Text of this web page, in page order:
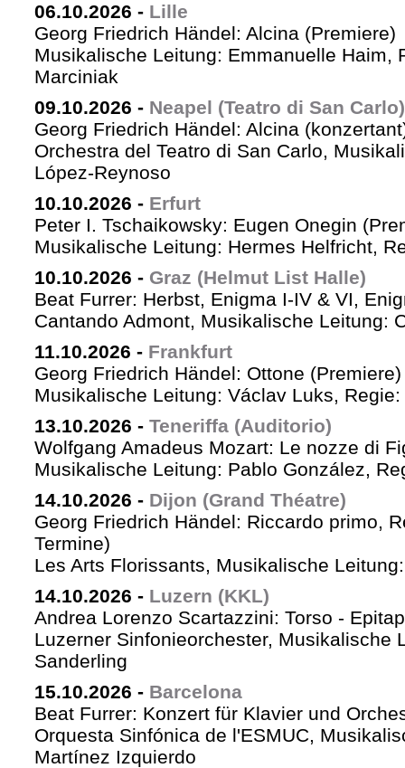
06.10.2026 - Lille
Georg Friedrich Händel: Alcina (Premiere)
Musikalische Leitung: Emmanuelle Haim,
Marciniak
09.10.2026 - Neapel (Teatro di San Carlo)
Georg Friedrich Händel: Alcina
Orchestra del Teatro di San Carlo,
López-Reynoso
10.10.2026 - Erfurt
Peter I. Tschaikowsky: Eugen Onegin
Musikalische Leitung: Hermes Helfricht,
10.10.2026 - Graz (Helmut List Halle)
Beat Furrer: Herbst, Enigma I-IV & VI,
Cantando Admont, Musikalische Leitung:
11.10.2026 - Frankfurt
Georg Friedrich Händel: Ottone (Premiere)
Musikalische Leitung: Václav Luks,
13.10.2026 - Teneriffa (Auditorio)
Wolfgang Amadeus Mozart: Le nozze di
Musikalische Leitung: Pablo González,
14.10.2026 - Dijon (Grand Théatre)
Georg Friedrich Händel: Riccardo primo,
Termine)
Les Arts Florissants, Musikalische
14.10.2026 - Luzern (KKL)
Andrea Lorenzo Scartazzini: Torso -
Luzerner Sinfonieorchester, Musikalische
Sanderling
15.10.2026 - Barcelona
Beat Furrer: Konzert für Klavier und
Orquesta Sinfónica de l'ESMUC,
Martínez Izquierdo